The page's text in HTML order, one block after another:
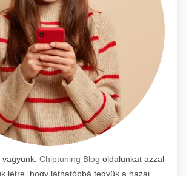
Chiptuning Blog oldalunkat azzal
létre, hogy láthatóbbá tegyük a hazai